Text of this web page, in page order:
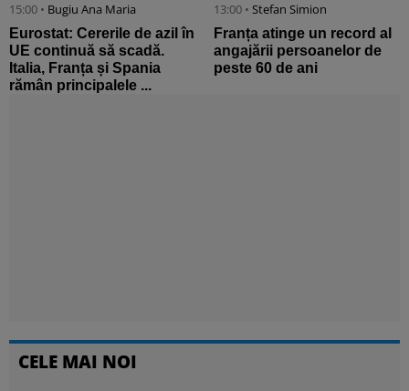
15:00 • Bugiu ⁠Ana Maria
Eurostat: Cererile de azil în
UE continuă să scadă.
Italia, Franța și Spania
rămân principalele ...
13:00 • Stefan Simion
Franța atinge un record al
angajării persoanelor de
peste 60 de ani
CELE MAI NOI